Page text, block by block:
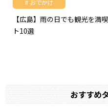
おでかけ
【広島】雨の日でも観光を満
ト10選
おすすめ